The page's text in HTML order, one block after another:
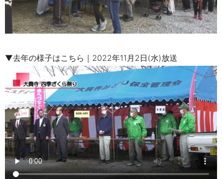
▼去年の様子はこちら ｜2022年11月2日(水)放送